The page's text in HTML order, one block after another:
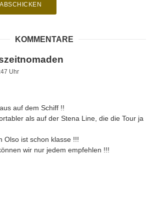
KOMMENTARE
Uhr
auf dem Schiff !!
als auf der Stena Line, die die Tour ja
Olso ist schon klasse !!!
wir nur jedem empfehlen !!!